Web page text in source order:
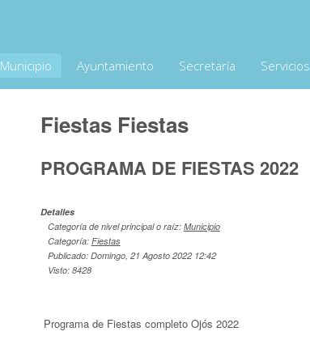
Municipio Ayuntamiento Secretaría Servicios
Fiestas Fiestas
PROGRAMA DE FIESTAS 2022
Detalles
Categoría de nivel principal o raíz: Municipio
Categoría: Fiestas
Publicado: Domingo, 21 Agosto 2022 12:42
Visto: 8428
Programa de Fiestas completo Ojós 2022